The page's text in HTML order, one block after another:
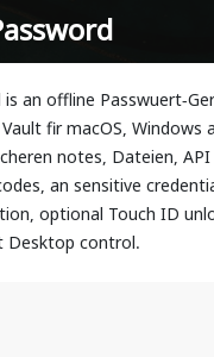
is an offline Passwuert-
fir macOS, Windows
notes, Dateien,
an sensitive
optional Touch ID
Desktop control.